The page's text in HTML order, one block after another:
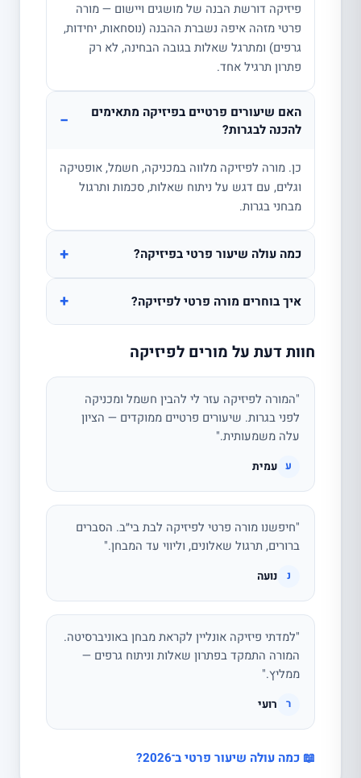
פיזיקה דורשת הבנה של מושגים ויישום — מורה
פרטי מזהה איפה נשברת ההבנה (נוסחאות, יחידות,
גרפים) ומתרגל שאלות בגובה הבחינה, לא רק
פתרון תרגיל אחד.
האם שיעורים פרטיים בפיזיקה מתאימים
להכנה לבגרות?
−
כן. מורה לפיזיקה מלווה במכניקה, חשמל, אופטיקה
וגלים, עם דגש על ניתוח שאלות, סכמות ותרגול
מבחני בגרות.
כמה עולה שיעור פרטי בפיזיקה? +
איך בוחרים מורה פרטי לפיזיקה? +
חוות דעת על מורים לפיזיקה
"המורה לפיזיקה עזר לי להבין חשמל ומכניקה
לפני בגרות. שיעורים פרטיים ממוקדים — הציון
עלה משמעותית."
ע עמית
"חיפשנו מורה פרטי לפיזיקה לבת בי״ב. הסברים
ברורים, תרגול שאלונים, וליווי עד המבחן."
נ נועה
"למדתי פיזיקה אונליין לקראת מבחן באוניברסיטה.
המורה התמקד בפתרון שאלות וניתוח גרפים —
ממליץ."
ר רועי
📖 כמה עולה שיעור פרטי ב־2026?